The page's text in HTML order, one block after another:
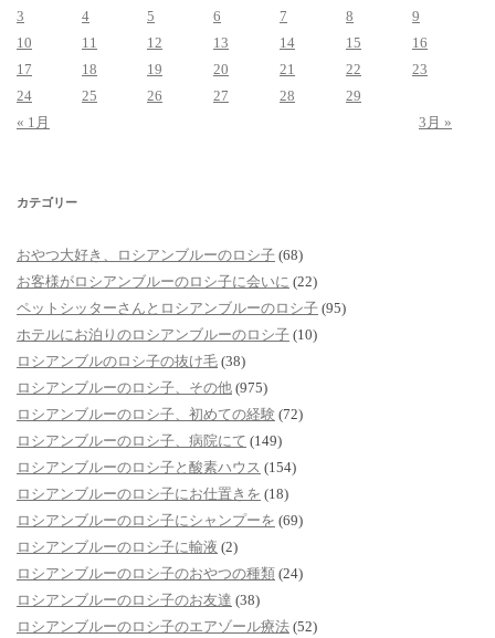
3
4 5 6 7 8
9
10
11 12 13 14 15
16
17
18 19 20 21 22
23
24
25 26 27 28
29
« 1月
3月 »
カテゴリー
おやつ大好き、ロシアンブルーのロシ子 (68)
お客様がロシアンブルーのロシ子に会いに (22)
ペットシッターさんとロシアンブルーのロシ子 (95)
ホテルにお泊りのロシアンブルーのロシ子 (10)
ロシアンブルのロシ子の抜け毛 (38)
ロシアンブルーのロシ子、その他 (975)
ロシアンブルーのロシ子、初めての経験 (72)
ロシアンブルーのロシ子、病院にて (149)
ロシアンブルーのロシ子と酸素ハウス (154)
ロシアンブルーのロシ子にお仕置きを (18)
ロシアンブルーのロシ子にシャンプーを (69)
ロシアンブルーのロシ子に輸液 (2)
ロシアンブルーのロシ子のおやつの種類 (24)
ロシアンブルーのロシ子のお友達 (38)
ロシアンブルーのロシ子のエアゾール療法 (52)